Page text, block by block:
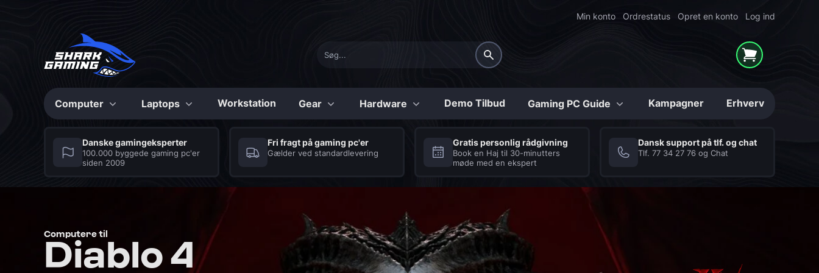
Min konto Ordrestatus Opret en konto Log ind
Computer
Konfigurerbare
Max Bite
Series
Konfigurerbare
Series
med et hav af fordele
Laptops
Konfigurerbare
Shark Gaming
Laptops
Tilbehør
Laptops
tilbehør til gaming
laptops
Workstation Gear
Mus Musemåtte Tastatur Headset
Hardware
Grafikkort Bundkort Processor og køling Strømforsyning Hukommelse (RAM)
Demo Tilbud Gaming PC Guide
CS2 Gaming PC Fortnite Gaming PC COD:BO6 Gaming PC Diablo 4 Gaming PC
Kampagner Erhverv
Danske gamingeksperter
100.000 byggede gaming pc'er
siden 2009
Fri fragt på gaming pc'er
Gælder ved standardlevering
Gratis personlig rådgivning
Book en Haj til 30-minutters
møde med en ekspert
Dansk support på tlf. og chat
Tlf. 77 34 27 76 og Chat
Computere til
Diablo 4